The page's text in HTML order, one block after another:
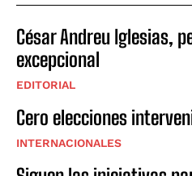
César Andreu Iglesias,
excepcional
EDITORIAL
Cero elecciones
INTERNACIONALES